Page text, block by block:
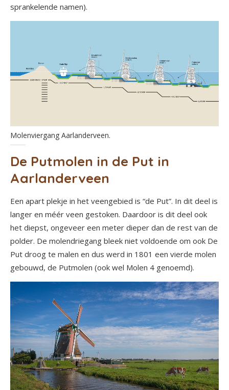
sprankelende namen).
Molenviergang Aarlanderveen.
De Putmolen in de Put in
Aarlanderveen
Een apart plekje in het veengebied is “de Put”. In dit deel is
langer en méér veen gestoken. Daardoor is dit deel ook
het diepst, ongeveer een meter dieper dan de rest van de
polder. De molendriegang bleek niet voldoende om ook De
Put droog te malen en dus werd in 1801 een vierde molen
gebouwd, de Putmolen (ook wel Molen 4 genoemd).